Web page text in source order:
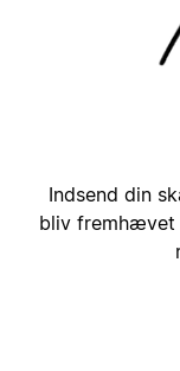
Indsend din
bliv fremhævet